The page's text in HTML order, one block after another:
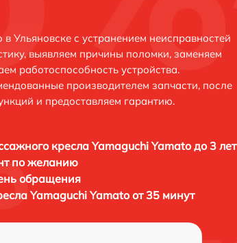
Ульяновске с устранением неисправностей
выявляем причины поломки, заменяем
работоспособность устройства.
производителем запчасти, после
и предоставляем гарантию.
кресла Yamaguchi Yamato до 3 лет
по желанию
обращения
Yamaguchi Yamato от 35 минут